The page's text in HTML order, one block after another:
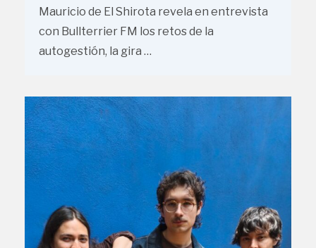
Mauricio de El Shirota revela en entrevista
con Bullterrier FM los retos de la
autogestión, la gira …